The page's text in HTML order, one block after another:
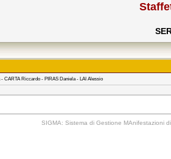
CARTA Riccardo - PIRAS Daniela - LAI Alessio
SIGMA: Sistema di Gestione MAnifestazioni